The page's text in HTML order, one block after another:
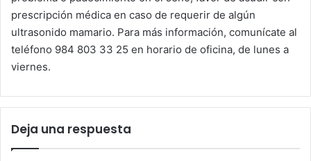
prescripción médica en caso de requerir de algún
ultrasonido mamario. Para más información, comunícate al
teléfono 984 803 33 25 en horario de oficina, de lunes a
viernes.
Deja una respuesta